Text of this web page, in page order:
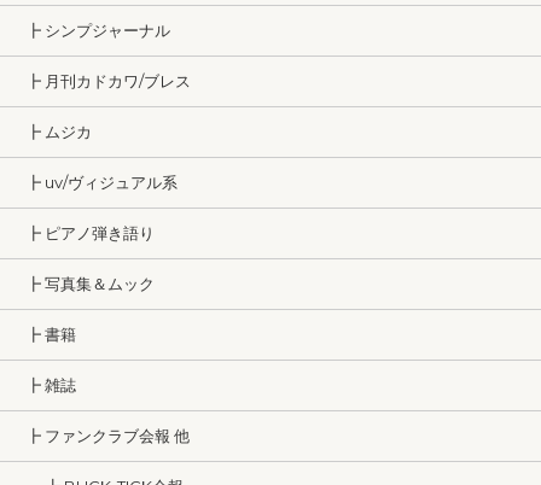
┣ シンプジャーナル
┣ 月刊カドカワ/ブレス
┣ ムジカ
┣ uv/ヴィジュアル系
┣ ピアノ弾き語り
┣ 写真集＆ムック
┣ 書籍
┣ 雑誌
┣ ファンクラブ会報 他